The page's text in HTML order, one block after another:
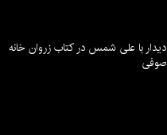
دیدار با علی شمس در کتاب زروان خانه
صوفی